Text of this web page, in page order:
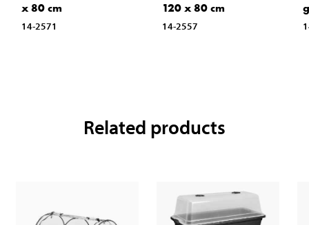
x 80 cm
14-2571
120 x 80 cm
14-2557
Related products